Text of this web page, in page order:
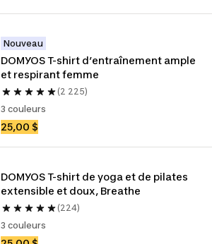
Nouveau
DOMYOS T-shirt d’entraînement ample
et respirant femme
(2 225)
3 couleurs
25,00 $
DOMYOS T-shirt de yoga et de pilates
extensible et doux, Breathe
(224)
3 couleurs